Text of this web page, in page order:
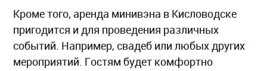
Кроме того, аренда минивэна в Кисловодске
пригодится и для проведения различных
событий. Например, свадеб или любых других
мероприятий. Гостям будет комфортно